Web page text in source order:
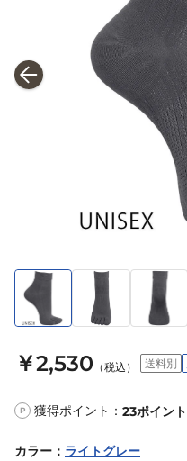
￥2,530 （税込） 送料別
P 獲得ポイント： 23ポイント
カラー ： ライトグレー